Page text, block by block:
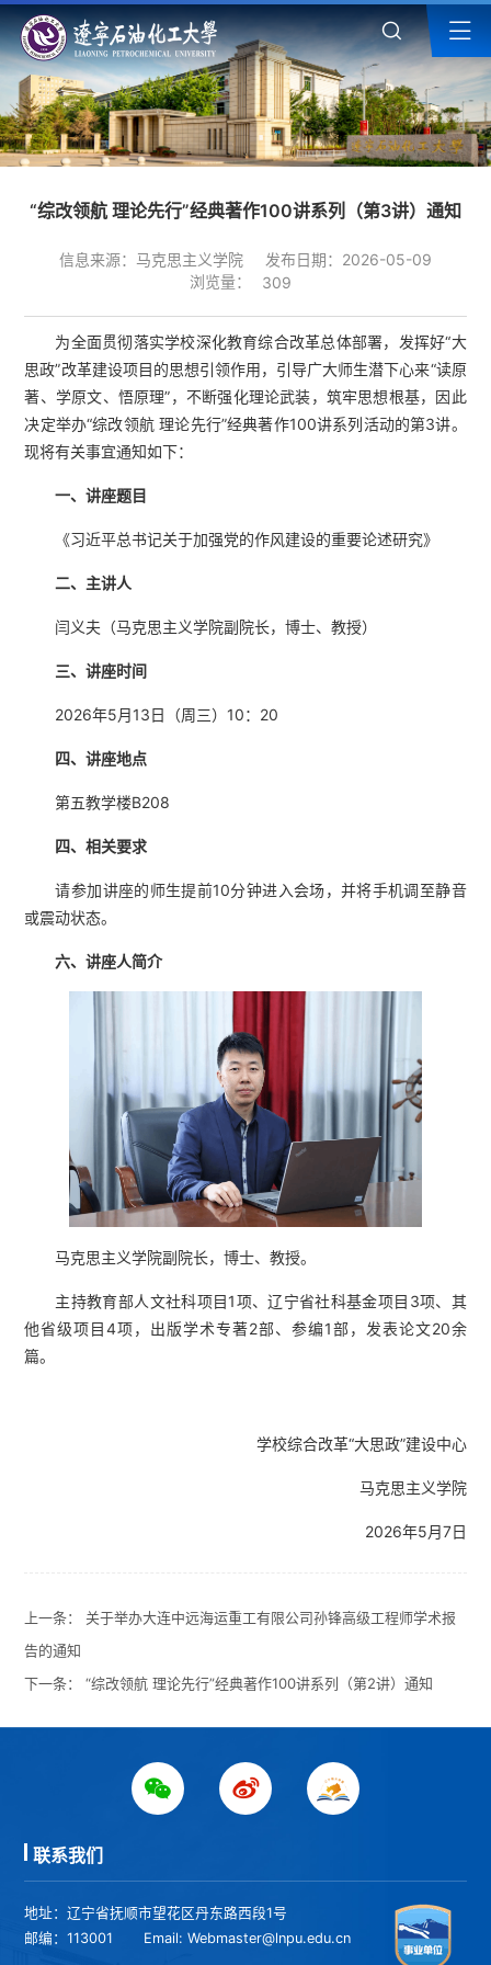
“综改领航 理论先行”经典著作100讲系列（第3讲）通知
信息来源：马克思主义学院
发布日期：2026-05-09
浏览量：
309
为全面贯彻落实学校深化教育综合改革总体部署，发挥好“大
思政”改革建设项目的思想引领作用，引导广大师生潜下心来“读原
著、学原文、悟原理”，不断强化理论武装，筑牢思想根基，因此
决定举办“综改领航 理论先行”经典著作100讲系列活动的第3讲。
现将有关事宜通知如下：
一、讲座题目
《习近平总书记关于加强党的作风建设的重要论述研究》
二、 主讲人
闫义夫（马克思主义学院副院长，博士、教授）
三、讲座时间
2026年5月13日（周三）10：20
四、讲座地点
第五教学楼B208
四、相关要求
请参加讲座的师生提前10分钟进入会场，并将手机调至静音
或震动状态。
六、讲座人简介
马克思主义学院副院长，博士、教授。
主持教育部人文社科项目1项、辽宁省社科基金项目3项、其
他省级项目4项，出版学术专著2部、参编1部，发表论文20余
篇。
学校综合改革“大思政”建设中心
马克思主义学院
2026年5月7日
上一条： 关于举办大连中远海运重工有限公司孙锋高级工程师学术报
告的通知
下一条：“综改领航 理论先行”经典著作100讲系列（第2讲）通知
联系我们
地址：辽宁省抚顺市望花区丹东路西段1号
邮编：113001
Email: Webmaster@lnpu.edu.cn